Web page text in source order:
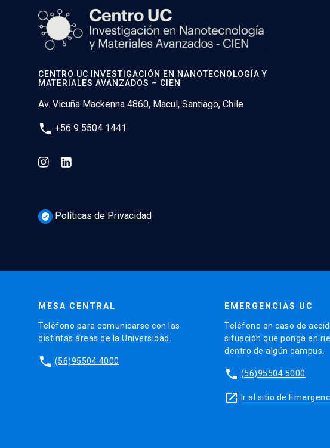
CENTRO UC INVESTIGACIÓN EN NANOTECNOLOGÍA Y
MATERIALES AVANZADOS – CIEN
Av. Vicuña Mackenna 4860, Macul, Santiago, Chile
phone +56 9 5504 1441
verified_user Políticas de Privacidad
MESA CENTRAL
Teléfono para comunicarse con las
distintas áreas de la Universidad.
phone (56)95504 4000
EMERGENCIAS UC
Teléfono en caso de
situación que ponga en
dentro de algún campus.
phone (56)95504 5000
launch Ir al sitio de